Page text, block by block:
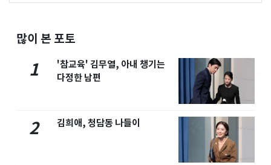
많이 본 포토
1
'참교육' 김무열, 아내 챙기는
다정한 남편
2 김희애, 청담동 나들이